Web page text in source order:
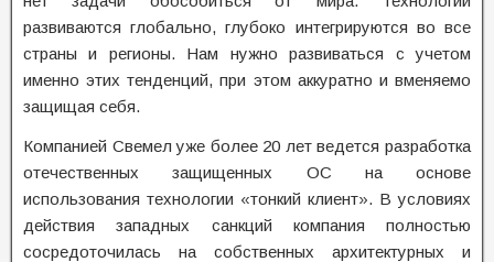
развиваются глобально, глубоко интегрируются во все
страны и регионы. Нам нужно развиваться с учетом
именно этих тенденций, при этом аккуратно и вменяемо
защищая себя.
Компанией Свемел уже более 20 лет ведется разработка
отечественных защищенных ОС на основе
использования технологии «тонкий клиент». В условиях
действия западных санкций компания полностью
сосредоточилась на собственных архитектурных и